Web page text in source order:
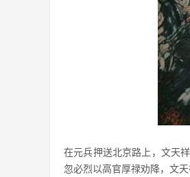
在元兵押送北京路上，文天
忽必烈以高官厚禄劝降，文